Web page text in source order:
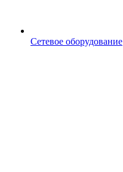
Сетевое оборудование